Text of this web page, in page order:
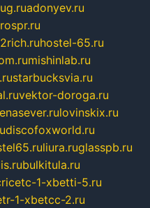
adonyev.ru
2rich.ruhostel-65.ru
mishinlab.ru
starbucksvia.ru
vektor-doroga.ru
lovinskix.ru
discofoxworld.ru
liura.ruglasspb.ru
bulkitula.ru
1-xbetti-5.ru
1-xbetcc-2.ru